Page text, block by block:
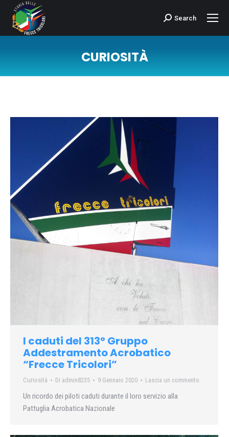
Cerca:Search
CURIOSITÀ
I caduti del 313° Gruppo
Addestramento Acrobatico
“Frecce Tricolori”
Curiosità Di admin8235 9 Gennaio 2020 Lascia un commento
Un ricordo dei piloti caduti durante il loro servizio alla
Pattuglia Acrobatica Nazionale